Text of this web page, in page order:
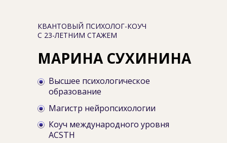
МАРИНА СУХИНИНА
КВАНТОВЫЙ ПСИХОЛОГ-КОУЧ
С 23-ЛЕТНИМ СТАЖЕМ
Магистр нейропсихологии
Коуч международного уровня
ACSTH
Высшее психологическое
образование